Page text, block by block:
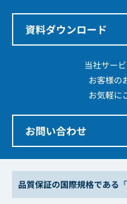
資料ダウンロード
当社サー
お客様の
お気軽に
お問い合わせ
品質保証の国際規格である